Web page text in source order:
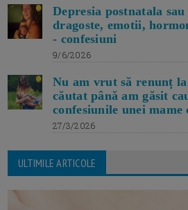
Depresia postnatala
dragoste, emotii,
- confesiuni
9/6/2026
Nu am vrut să renunț
căutat până am găsit
confesiunile unei mame
27/3/2026
ULTIMILE ARTICOLE